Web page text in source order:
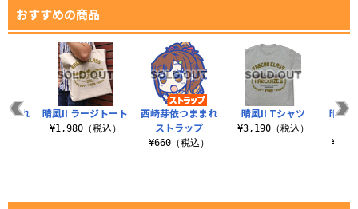
おすすめの商品
西崎芽依つままれ
ストラップ
¥660（税込）
晴風II Tシャツ
¥3,190（税込）
晴風
まれ
晴風II ラージトート
¥1,980（税込）